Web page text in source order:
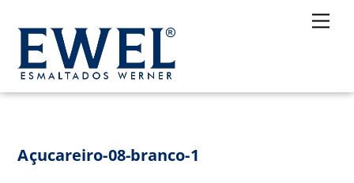
content
Açucareiro-08-branco-1